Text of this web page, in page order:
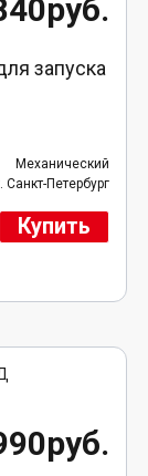
запуска
Механический
Санкт-Петербург
Купить